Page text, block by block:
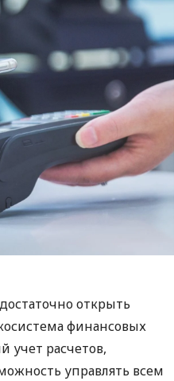
открыть
финансовых
учет расчетов,
управлять всем